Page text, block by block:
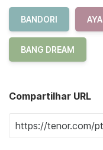
BANDORI AYA
BANG DREAM
Compartilhar URL